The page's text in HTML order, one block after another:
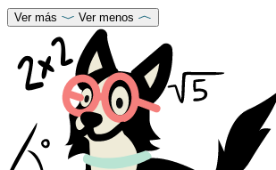
Ver más Ver menos